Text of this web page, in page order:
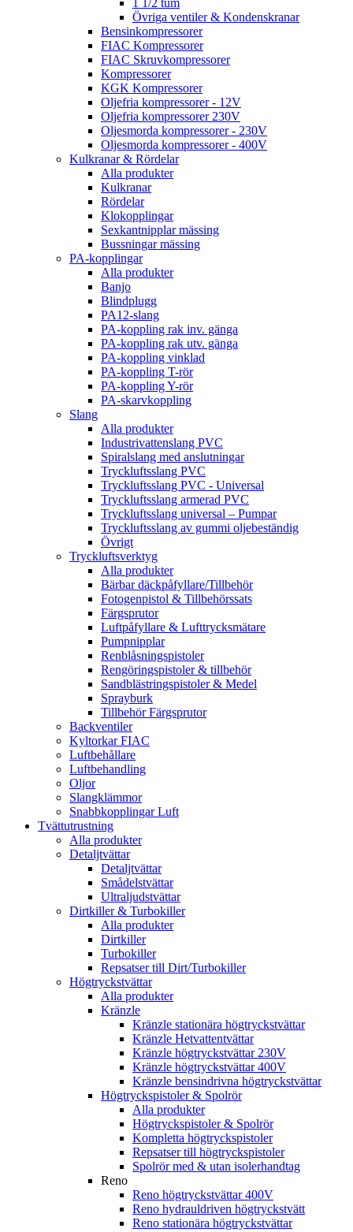
1 1/2 tum
Övriga ventiler & Kondenskranar
Bensinkompressorer
FIAC Kompressorer
FIAC Skruvkompressorer
Kompressorer
KGK Kompressorer
Oljefria kompressorer - 12V
Oljefria kompressorer 230V
Oljesmorda kompressorer - 230V
Oljesmorda kompressorer - 400V
Kulkranar & Rördelar
Alla produkter
Kulkranar
Rördelar
Klokopplingar
Sexkantnipplar mässing
Bussningar mässing
PA-kopplingar
Alla produkter
Banjo
Blindplugg
PA12-slang
PA-koppling rak inv. gänga
PA-koppling rak utv. gänga
PA-koppling vinklad
PA-koppling T-rör
PA-koppling Y-rör
PA-skarvkoppling
Slang
Alla produkter
Industrivattenslang PVC
Spiralslang med anslutningar
Tryckluftsslang PVC
Tryckluftsslang PVC - Universal
Tryckluftsslang armerad PVC
Tryckluftsslang universal – Pumpar
Tryckluftsslang av gummi oljebeständig
Övrigt
Tryckluftsverktyg
Alla produkter
Bärbar däckpåfyllare/Tillbehör
Fotogenpistol & Tillbehörssats
Färgsprutor
Luftpåfyllare & Lufttrycksmätare
Pumpnipplar
Renblåsningspistoler
Rengöringspistoler & tillbehör
Sandblästringspistoler & Medel
Sprayburk
Tillbehör Färgsprutor
Backventiler
Kyltorkar FIAC
Luftbehållare
Luftbehandling
Oljor
Slangklämmor
Snabbkopplingar Luft
Tvättutrustning
Alla produkter
Detaljtvättar
Detaljtvättar
Smådelstvättar
Ultraljudstvättar
Dirtkiller & Turbokiller
Alla produkter
Dirtkiller
Turbokiller
Repsatser till Dirt/Turbokiller
Högtryckstvättar
Alla produkter
Kränzle
Kränzle stationära högtryckstvättar
Kränzle Hetvattentvättar
Kränzle högtryckstvättar 230V
Kränzle högtryckstvättar 400V
Kränzle bensindrivna högtryckstvättar
Högtryckspistoler & Spolrör
Alla produkter
Högtryckspistoler & Spolrör
Kompletta högtryckspistoler
Repsatser till högtryckspistoler
Spolrör med & utan isolerhandtag
Reno
Reno högtryckstvättar 400V
Reno hydrauldriven högtryckstvätt
Reno stationära högtryckstvättar